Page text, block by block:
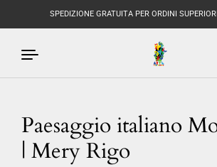
Passa ai contenuti
SPEDIZIONE GRATUITA PER ORDINI
Paesaggio italiano
| Mery Rigo